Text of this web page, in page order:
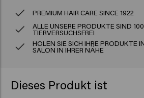
PREMIUM HAIR CARE SINCE 1922
ALLE UNSERE PRODUKTE SIND
TIERVERSUCHSFREI
HOLEN SIE SICH IHRE PRODUKTE
SALON IN IHRER NÄHE
Dieses Produkt ist